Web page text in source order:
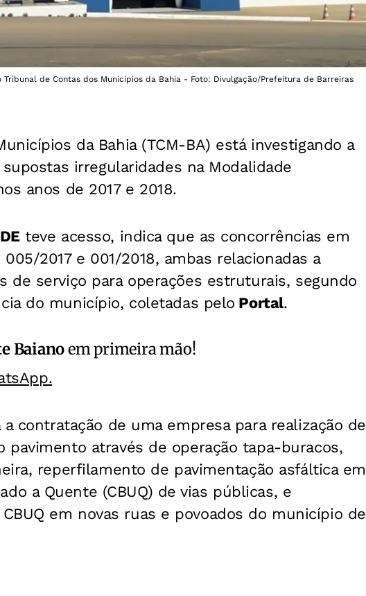
Tribunal de Contas dos Municípios da Bahia - Foto: Divulgação/Prefeitura de Barreiras
da Bahia (TCM-BA) está investigando a
irregularidades na Modalidade
anos de 2017 e 2018.
teve acesso, indica que as concorrências em
2017 e 001/2018, ambas relacionadas a
de serviço para operações estruturais, segundo
do município, coletadas pelo Portal.
Baianoem primeira mão!
a contratação de uma empresa para realização de
pavimento através de operação tapa-buracos,
reperfilamento de pavimentação asfáltica em
a Quente (CBUQ) de vias públicas, e
em novas ruas e povoados do município de